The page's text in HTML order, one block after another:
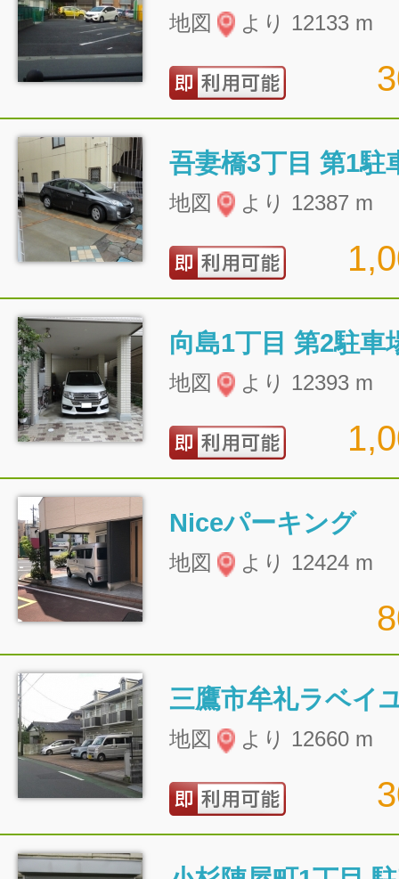
地図 より 12133 m
吾妻橋3丁目 第1駐
地図 より 12387 m
向島1丁目 第2駐車
地図 より 12393 m
Niceパーキング
地図 より 12424 m
三鷹市牟礼ラベイ
地図 より 12660 m